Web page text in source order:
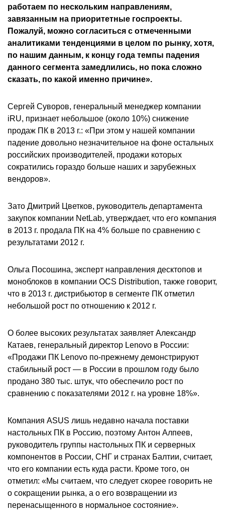
работаем по нескольким направлениям,
завязанным на приоритетные госпроекты.
Пожалуй, можно согласиться с отмеченными
аналитиками тенденциями в целом по рынку, хотя,
по нашим данным, к концу года темпы падения
данного сегмента замедлились, но пока сложно
сказать, по какой именно причине».
Сергей Суворов, генеральный менеджер компании
iRU, признает небольшое (около 10%) снижение
продаж ПК в 2013 г.: «При этом у нашей компании
падение довольно незначительное на фоне остальных
российских производителей, продажи которых
сократились гораздо больше наших и зарубежных
вендоров».
Зато Дмитрий Цветков, руководитель департамента
закупок компании NetLab, утверждает, что его компания
в 2013 г. продала ПК на 4% больше по сравнению с
результатами 2012 г.
Ольга Посошина, эксперт направления десктопов и
моноблоков в компании OCS Distribution, также говорит,
что в 2013 г. дистрибьютор в сегменте ПК отметил
небольшой рост по отношению к 2012 г.
О более высоких результатах заявляет Александр
Катаев, генеральный директор Lenovo в России:
«Продажи ПК Lenovo по-прежнему демонстрируют
стабильный рост — в России в прошлом году было
продано 380 тыс. штук, что обеспечило рост по
сравнению с показателями 2012 г. на уровне 18%».
Компания ASUS лишь недавно начала поставки
настольных ПК в Россию, поэтому Антон Алпеев,
руководитель группы настольных ПК и серверных
компонентов в России, СНГ и странах Балтии, считает,
что его компании есть куда расти. Кроме того, он
отметил: «Мы считаем, что следует скорее говорить не
о сокращении рынка, а о его возвращении из
перенасыщенного в нормальное состояние».